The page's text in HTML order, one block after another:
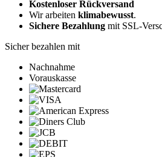
Kostenloser Rückversand
Wir arbeiten klimabewusst.
Sichere Bezahlung mit SSL-
Sicher bezahlen mit
Nachnahme
Vorauskasse